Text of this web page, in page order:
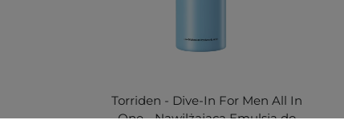
Torriden - Dive-In For Men All In